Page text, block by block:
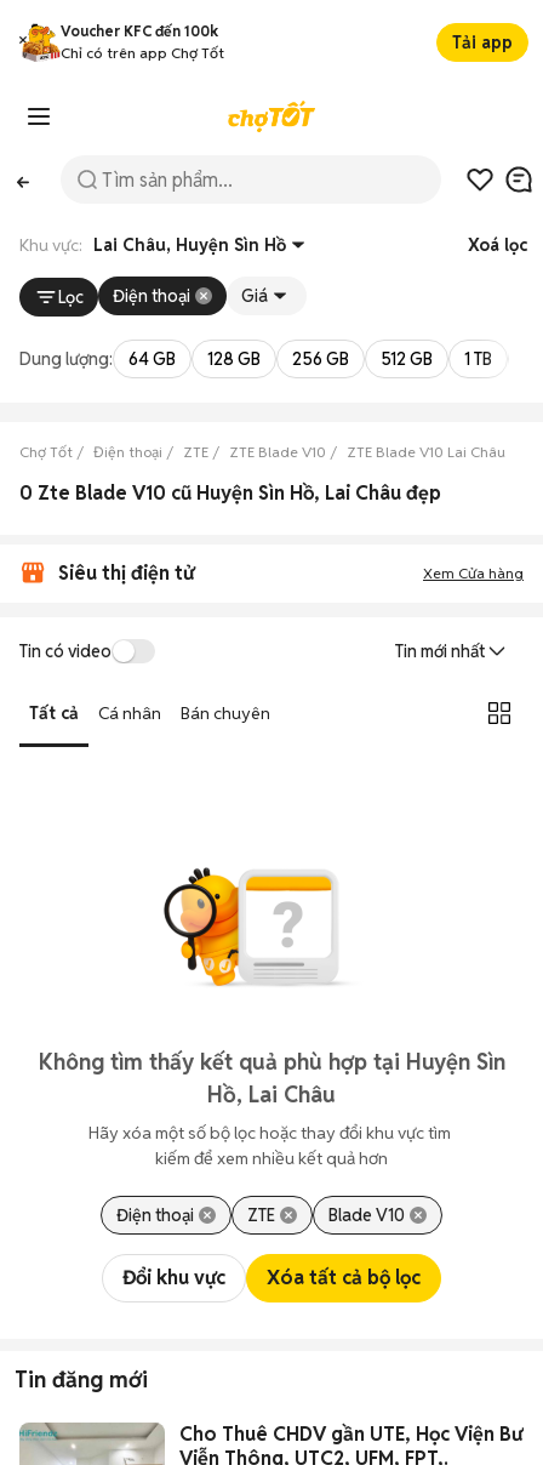
Voucher KFC đến 100k
Chỉ có trên app Chợ Tốt
Tải app
Khu vực: Lai Châu, Huyện Sìn Hồ Xoá lọc
Lọc Điện thoại Giá
Dung lượng: 64 GB 128 GB 256 GB 512 GB 1 TB
Chợ Tốt Điện thoại ZTE ZTE Blade V10 ZTE Blade V10 Lai Châu
0 Zte Blade V10 cũ Huyện Sìn Hồ, Lai Châu đẹp
Siêu thị điện tử Xem Cửa hàng
Tin có video Tin mới nhất
Tất cả Cá nhân Bán chuyên
Không tìm thấy kết quả phù hợp tại Huyện Sìn
Hồ, Lai Châu
Hãy xóa một số bộ lọc hoặc thay đổi khu vực tìm
kiếm để xem nhiều kết quả hơn
Điện thoại ZTE Blade V10
Đổi khu vực Xóa tất cả bộ lọc
Tin đăng mới
Cho Thuê CHDV gần UTE, Học Viện Bưu
Viễn Thông, UTC2, UFM, FPT,.